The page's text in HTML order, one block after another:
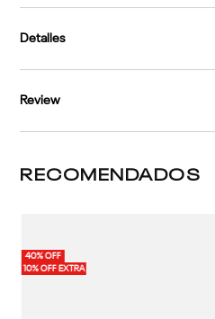
Detalles
Review
RECOMENDADOS
40% OFF
10% OFF EXTRA